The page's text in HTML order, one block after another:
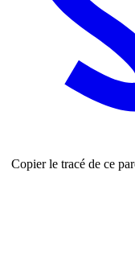
Copier le tracé de ce